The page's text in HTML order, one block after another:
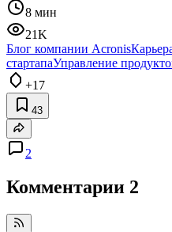
8 мин
21K
Блог компании Acronis
стартапаУправление
+17
43
2
Комментарии 2